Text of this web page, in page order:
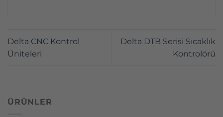
Delta CNC Kontrol
Üniteleri
Delta DTB Serisi Sıcaklık
Kontrolörü
ÜRÜNLER